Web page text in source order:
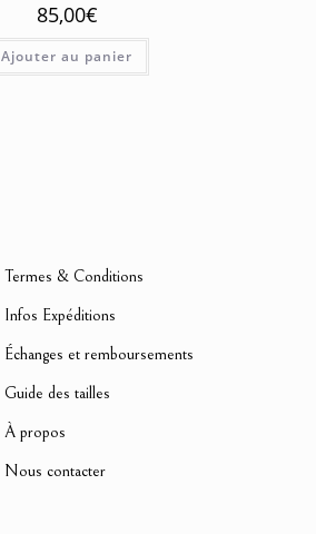
85,00€
Ajouter au panier
Termes & Conditions
Infos Expéditions
Échanges et remboursements
Guide des tailles
À propos
Nous contacter